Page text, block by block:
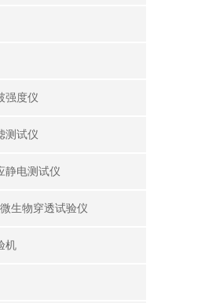
强度仪
测试仪
静电测试仪
生物穿透试验仪
机